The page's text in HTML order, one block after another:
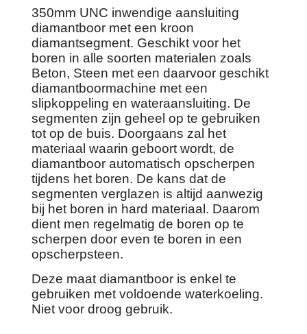
350mm UNC inwendige aansluiting
diamantboor met een kroon
diamantsegment. Geschikt voor het
boren in alle soorten materialen zoals
Beton, Steen met een daarvoor geschikt
diamantboormachine met een
slipkoppeling en wateraansluiting. De
segmenten zijn geheel op te gebruiken
tot op de buis. Doorgaans zal het
materiaal waarin geboort wordt, de
diamantboor automatisch opscherpen
tijdens het boren. De kans dat de
segmenten verglazen is altijd aanwezig
bij het boren in hard materiaal. Daarom
dient men regelmatig de boren op te
scherpen door even te boren in een
opscherpsteen.
Deze maat diamantboor is enkel te
gebruiken met voldoende waterkoeling.
Niet voor droog gebruik.